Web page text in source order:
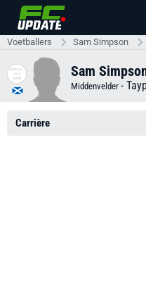
Voetballers Sam Simpson
Sam
Middenvelder -
Carrière